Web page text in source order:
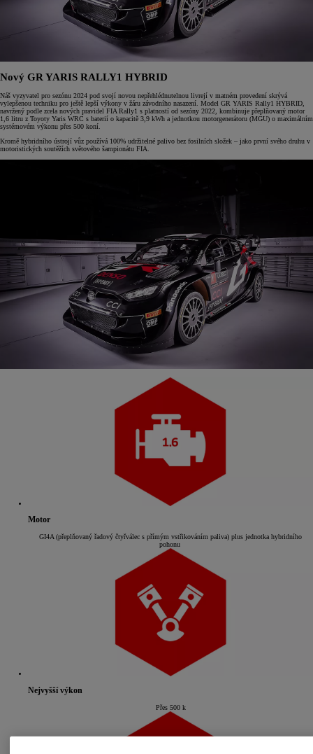
Nový GR YARIS RALLY1 HYBRID
Náš vyzyvatel pro sezónu 2024 pod svojí novou nepřehlédnutelnou livrejí v matném provedení skrývá
vylepšenou techniku pro ještě lepší výkony v žáru závodního nasazení. Model GR YARIS Rally1 HYBRID,
navržený podle zcela nových pravidel FIA Rally1 s platností od sezóny 2022, kombinuje přeplňovaný motor
1,6 litru z Toyoty Yaris WRC s baterií o kapacitě 3,9 kWh a jednotkou motorgenerátoru (MGU) o maximálním
systémovém výkonu přes 500 koní.
Kromě hybridního ústrojí vůz používá 100% udržitelné palivo bez fosilních složek – jako první svého druhu v
motoristických soutěžích světového šampionátu FIA.
Motor
GI4A (přeplňovaný řadový čtyřválec s přímým vstřikováním paliva) plus jednotka hybridního
pohonu
Nejvyšší výkon
Přes 500 k